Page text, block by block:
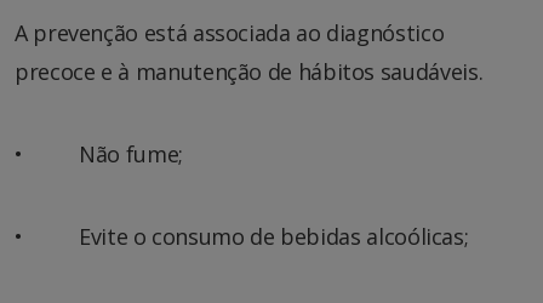
A prevenção está associada ao diagnóstico
precoce e à manutenção de hábitos saudáveis.
• Não fume;
• Evite o consumo de bebidas alcoólicas;